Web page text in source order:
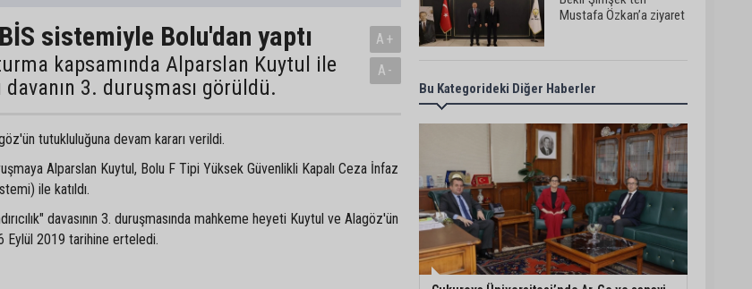
sistemiyle Bolu'dan yaptı
kapsamında Alparslan Kuytul ile
davanın 3. duruşması görüldü.
A+
A-
tutukluluğuna devam kararı verildi.
Alparslan Kuytul, Bolu F Tipi Yüksek Güvenlikli Kapalı Ceza İnfaz
ile katıldı.
davasının 3. duruşmasında mahkeme heyeti Kuytul ve Alagöz'ün
Eylül 2019 tarihine erteledi.
Mustafa Özkan’a ziyaret
Ceyhan’da asfalt
çalışmaları sürüyor
Ceyhan’da açık hava
sineması keyfi iki farklı
parkta devam ediyor
5. Yunusoğlu Futbol
Turnuvası’nda final
Bu Kategorideki Diğer Haberler